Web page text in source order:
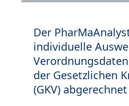
Der
individuelle
der Gesetzlichen
(GKV)